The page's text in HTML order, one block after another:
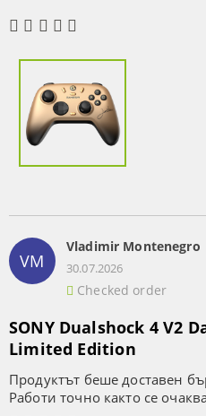
VM
Vladimir Montenegro
30.07.2026
Checked order
SONY Dualshock 4 V2
Limited Edition
Продуктът беше доставен
Работи точно както се